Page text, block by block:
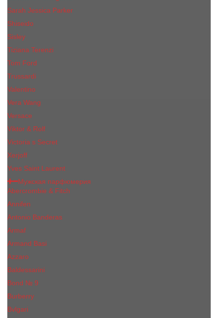
Sarah Jessica Parker
Shiseido
Sisley
Tiziana Terenzi
Tom Ford
Trussardi
Valentino
Vera Wang
Versace
Viktor & Rolf
Victoria s Secret
Xerjoff
Yves Saint Laurent
Мужская парфюмерия
Abercrombie & Fitch
Annifen
Antonio Banderas
Armaf
Armand Basi
Azzaro
Baldessarini
Bond № 9
Burberry
Bvlgari